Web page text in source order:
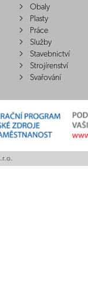
Obaly
Plasty
Práce
Služby
Stavebnictví
Strojírenství
Svařování